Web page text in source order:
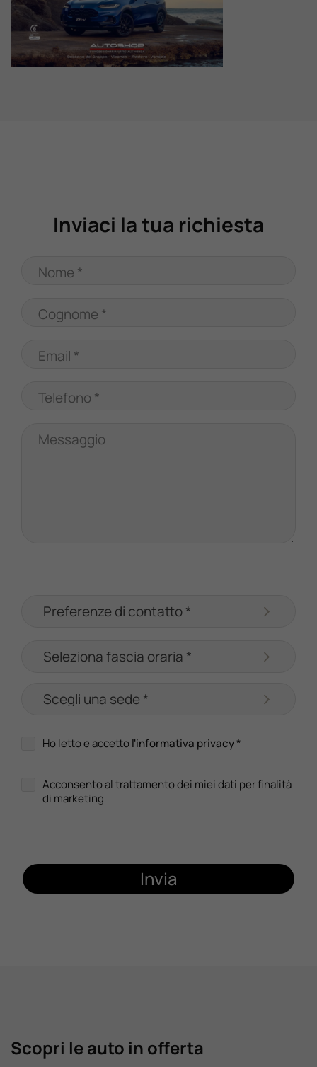
Valuta Il Tuo Usato
Mondo Honda
Inviaci la tua richiesta
Nome *
Cognome *
Email *
Telefono *
Messaggio
Ho letto e accettol'informativa privacy*
Acconsento al trattamento dei miei dati per finalità
di marketing
Invia
Scopri le auto in offerta